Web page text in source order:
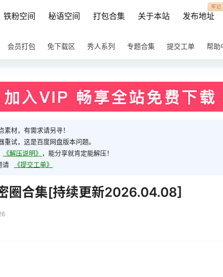
铁粉空间 秘语空间 打包合集 关于本站 发布地址
牢记
会员打包 免下载区 秀人系列 专题合集 提交工单 帮助
材，有需求请另寻！
试，这是百度网盘版本问题。
《解压说明》 ，能分享就肯定能解压！
请
《提交工单》
圈合集[持续更新2026.04.08]